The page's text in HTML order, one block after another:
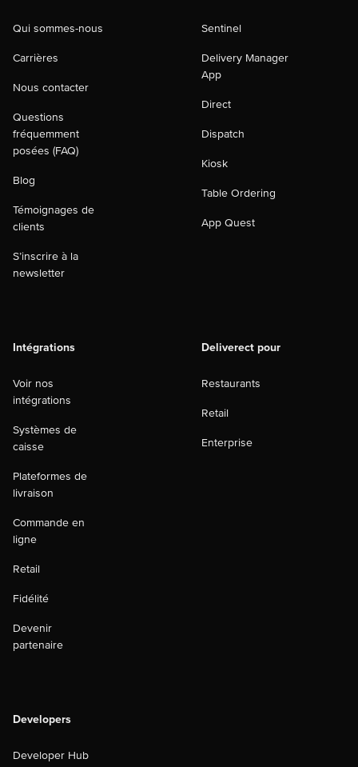
Qui sommes-nous
Carrières
Nous contacter
Questions
fréquemment
posées (FAQ)
Blog
Témoignages de
clients
S’inscrire à la
newsletter
Sentinel
Delivery Manager
App
Direct
Dispatch
Kiosk
Table Ordering
App Quest
Intégrations
Voir nos
intégrations
Systèmes de
caisse
Plateformes de
livraison
Commande en
ligne
Retail
Fidélité
Devenir
partenaire
Deliverect pour
Restaurants
Retail
Enterprise
Developers
Developer Hub